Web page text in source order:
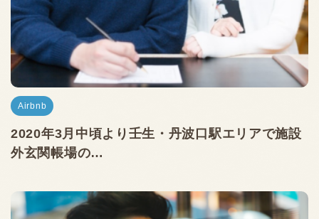
Airbnb
2020年3月中頃より壬生・丹波口駅エリアで施設
外玄関帳場の…